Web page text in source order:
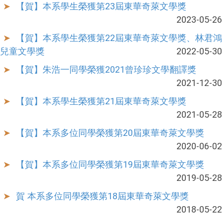
【賀】本系學生榮獲第23屆東華奇萊文學獎
2023-05-26
【賀】本系學生榮獲第22屆東華奇萊文學獎、林君鴻
兒童文學獎
2022-05-30
【賀】朱浩一同學榮獲2021曾珍珍文學翻譯獎
2021-12-30
【賀】本系學生榮獲第21屆東華奇萊文學獎
2021-05-28
【賀】本系多位同學榮獲第20屆東華奇萊文學獎
2020-06-02
【賀】本系多位同學榮獲第19屆東華奇萊文學獎
2019-05-28
賀 本系多位同學榮獲第18屆東華奇萊文學獎
2018-05-22